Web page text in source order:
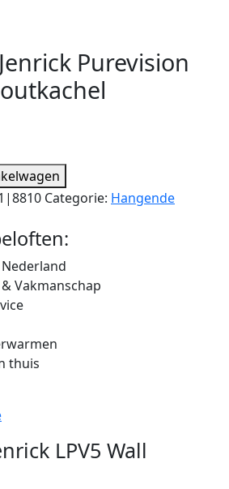
Purevision
Categorie: Hangende
Vakmanschap
thuis
LPV5 Wall